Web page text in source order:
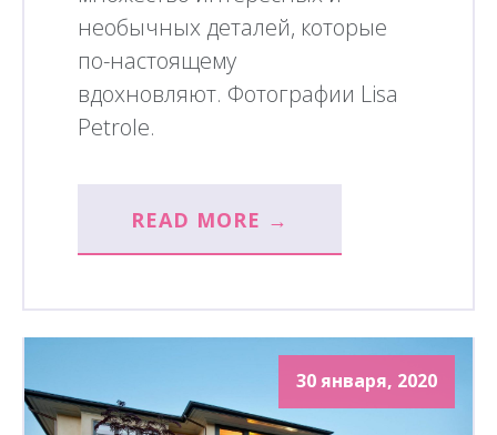
необычных деталей, которые
по-настоящему
вдохновляют. Фотографии Lisa
Petrole.
READ MORE →
30 января, 2020